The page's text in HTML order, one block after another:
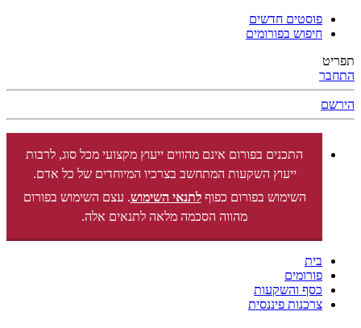
פוסטים חדשים
חיפוש בפורומים
תפריט
התחבר
הירשם
התכנים בפורום אינם מהווים ייעוץ מקצועי מכל סוג, לרבות
ייעוץ השקעות המתחשב בצרכיו המיוחדים של כל אדם.
השימוש בפורום כפוףלתנאי השימוש. עצם השימוש בפורום
מהווה הסכמה מלאה לתנאים אלה.
בית
פורומים
כסף והשקעות
צרכנות פיננסית